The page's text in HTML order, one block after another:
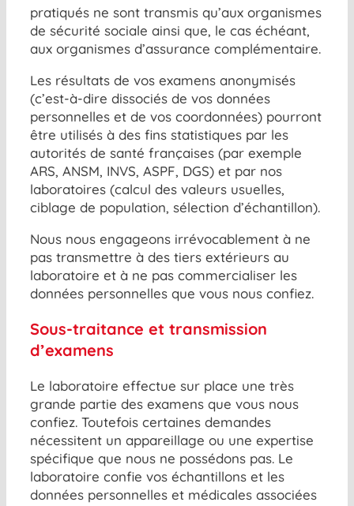
pratiqués ne sont transmis qu’aux organismes
de sécurité sociale ainsi que, le cas échéant,
aux organismes d’assurance complémentaire.
Les résultats de vos examens anonymisés
(c’est-à-dire dissociés de vos données
personnelles et de vos coordonnées) pourront
être utilisés à des fins statistiques par les
autorités de santé françaises (par exemple
ARS, ANSM, INVS, ASPF, DGS) et par nos
laboratoires (calcul des valeurs usuelles,
ciblage de population, sélection d’échantillon).
Nous nous engageons irrévocablement à ne
pas transmettre à des tiers extérieurs au
laboratoire et à ne pas commercialiser les
données personnelles que vous nous confiez.
Sous-traitance et transmission
d’examens
Le laboratoire effectue sur place une très
grande partie des examens que vous nous
confiez. Toutefois certaines demandes
nécessitent un appareillage ou une expertise
spécifique que nous ne possédons pas. Le
laboratoire confie vos échantillons et les
données personnelles et médicales associées